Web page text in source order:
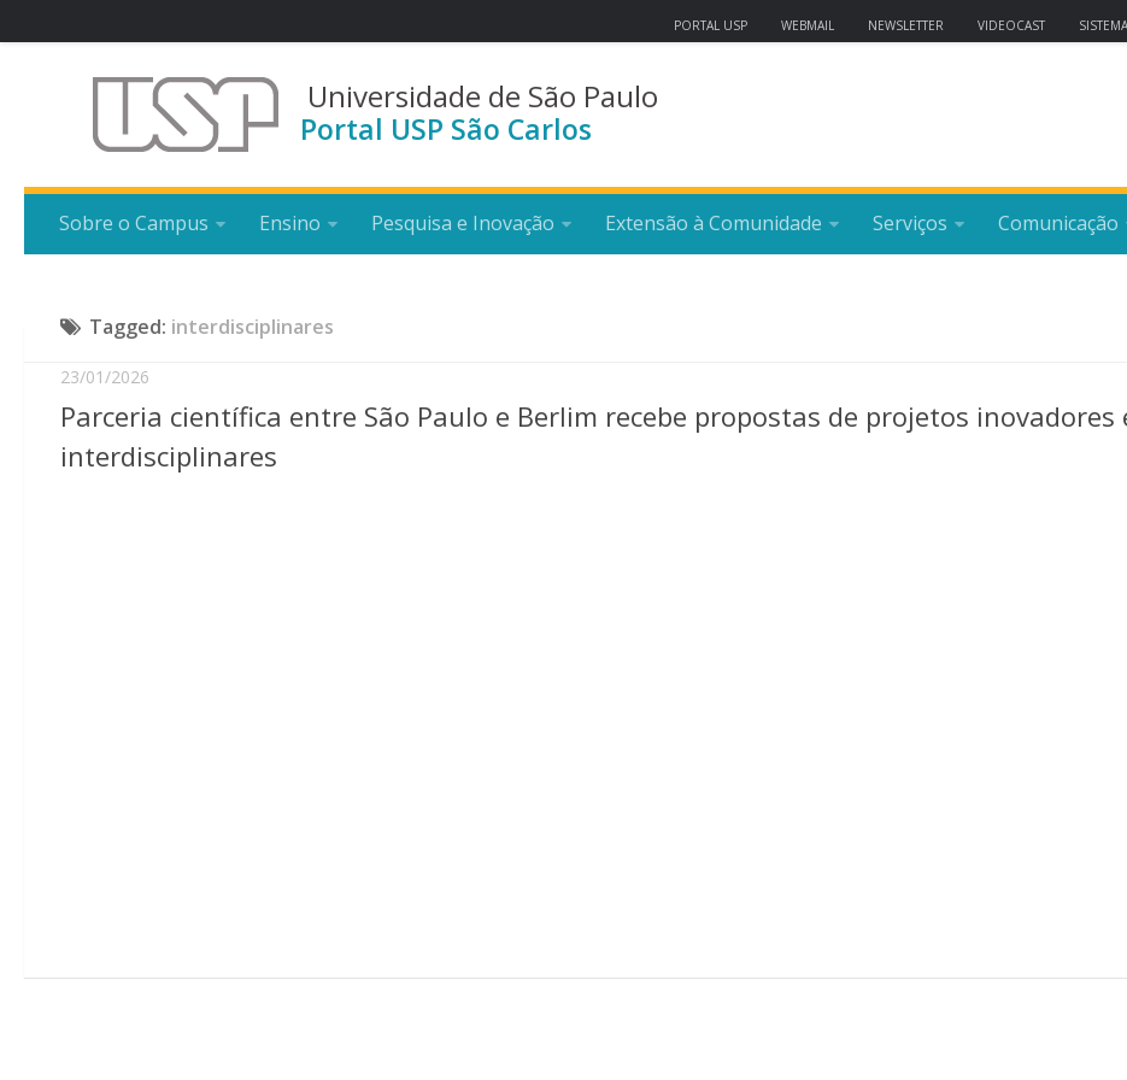
PORTAL USP WEBMAIL NEWSLETTER VIDEOCAST
Universidade de São Paulo
Portal USP São Carlos
Sobre o Campus Ensino Pesquisa e Inovação Extensão à Comunidade Serviços Comunicação
Tagged: interdisciplinares
23/01/2026
Parceria científica entre São Paulo e Berlim recebe propostas de projetos inovadores
interdisciplinares